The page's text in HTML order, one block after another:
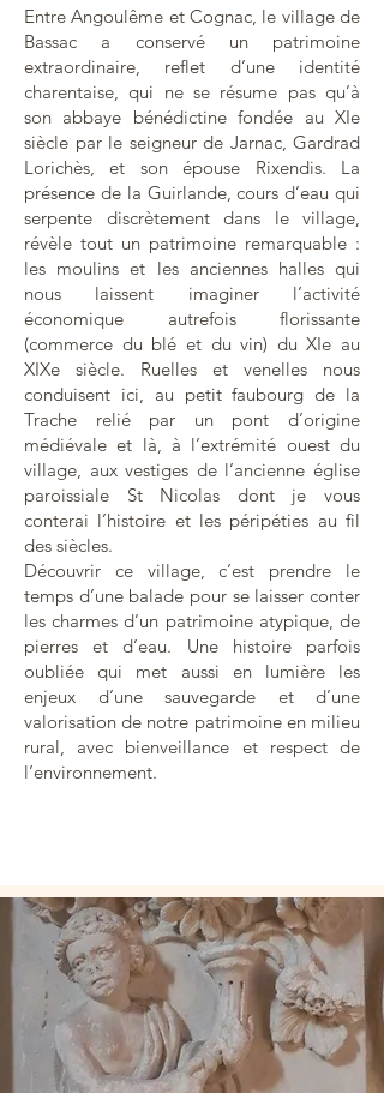
Entre Angoulême et Cognac, le village de
Bassac a conservé un patrimoine
extraordinaire, reflet d’une identité
charentaise, qui ne se résume pas qu’à
son abbaye bénédictine fondée au XIe
siècle par le seigneur de Jarnac, Gardrad
Lorichès, et son épouse Rixendis. La
présence de la Guirlande, cours d’eau qui
serpente discrètement dans le village,
révèle tout un patrimoine remarquable :
les moulins et les anciennes halles qui
nous laissent imaginer l’activité
économique autrefois florissante
(commerce du blé et du vin) du XIe au
XIXe siècle. Ruelles et venelles nous
conduisent ici, au petit faubourg de la
Trache relié par un pont d’origine
médiévale et là, à l’extrémité ouest du
village, aux vestiges de l’ancienne église
paroissiale St Nicolas dont je vous
conterai l’histoire et les péripéties au fil
des siècles.
Découvrir ce village, c’est prendre le
temps d’une balade pour se laisser conter
les charmes d’un patrimoine atypique, de
pierres et d’eau. Une histoire parfois
oubliée qui met aussi en lumière les
enjeux d’une sauvegarde et d’une
valorisation de notre patrimoine en milieu
rural, avec bienveillance et respect de
l’environnement.